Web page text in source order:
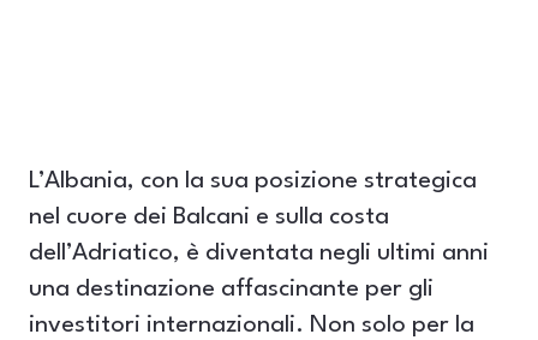
L’Albania, con la sua posizione strategica
nel cuore dei Balcani e sulla costa
dell’Adriatico, è diventata negli ultimi anni
una destinazione affascinante per gli
investitori internazionali. Non solo per la